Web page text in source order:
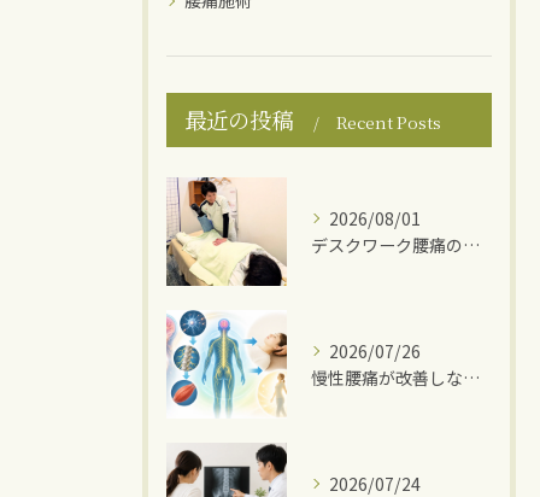
最近の投稿 Recent Posts
2026/08/01
デスクワーク腰痛の原因
2026/07/26
慢性腰痛が改善しない理由
2026/07/24